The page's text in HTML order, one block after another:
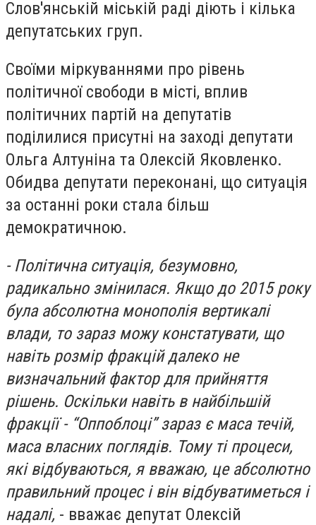
Слов'янській міській раді діють і кілька
депутатських груп.
Своїми міркуваннями про рівень
політичної свободи в місті, вплив
політичних партій на депутатів
поділилися присутні на заході депутати
Ольга Алтуніна та Олексій Яковленко.
Обидва депутати переконані, що ситуація
за останні роки стала більш
демократичною.
- Політична ситуація, безумовно,
радикально змінилася. Якщо до 2015 року
була абсолютна монополія вертикалі
влади, то зараз можу констатувати, що
навіть розмір фракцій далеко не
визначальний фактор для прийняття
рішень. Оскільки навіть в найбільшій
фракції - “Оппоблоці” зараз є маса течій,
маса власних поглядів. Тому ті процеси,
які відбуваються, я вважаю, це абсолютно
правильний процес і він відбуватиметься і
надалі, - вважає депутат Олексій